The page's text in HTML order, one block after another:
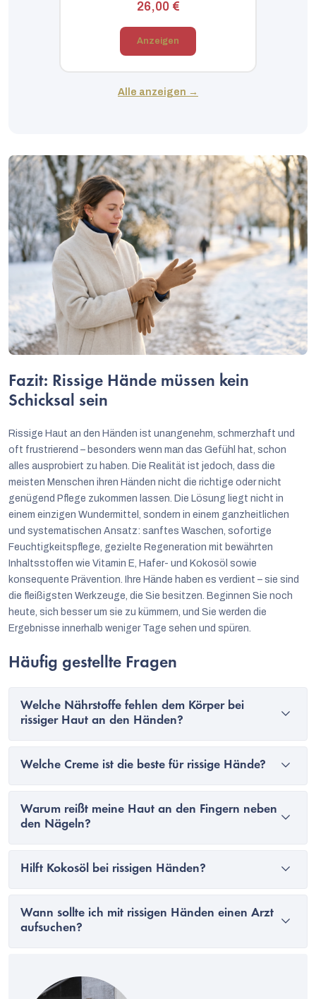
26,00 €
Anzeigen
Alle anzeigen →
Fazit: Rissige Hände müssen kein
Schicksal sein
Rissige Haut an den Händen ist unangenehm, schmerzhaft und
oft frustrierend – besonders wenn man das Gefühl hat, schon
alles ausprobiert zu haben. Die Realität ist jedoch, dass die
meisten Menschen ihren Händen nicht die richtige oder nicht
genügend Pflege zukommen lassen. Die Lösung liegt nicht in
einem einzigen Wundermittel, sondern in einem ganzheitlichen
und systematischen Ansatz: sanftes Waschen, sofortige
Feuchtigkeitspflege, gezielte Regeneration mit bewährten
Inhaltsstoffen wie Vitamin E, Hafer- und Kokosöl sowie
konsequente Prävention. Ihre Hände haben es verdient – sie sind
die fleißigsten Werkzeuge, die Sie besitzen. Beginnen Sie noch
heute, sich besser um sie zu kümmern, und Sie werden die
Ergebnisse innerhalb weniger Tage sehen und spüren.
Häufig gestellte Fragen
Welche Nährstoffe fehlen dem Körper bei
rissiger Haut an den Händen?
Welche Creme ist die beste für rissige Hände?
Warum reißt meine Haut an den Fingern neben
den Nägeln?
Hilft Kokosöl bei rissigen Händen?
Wann sollte ich mit rissigen Händen einen Arzt
aufsuchen?